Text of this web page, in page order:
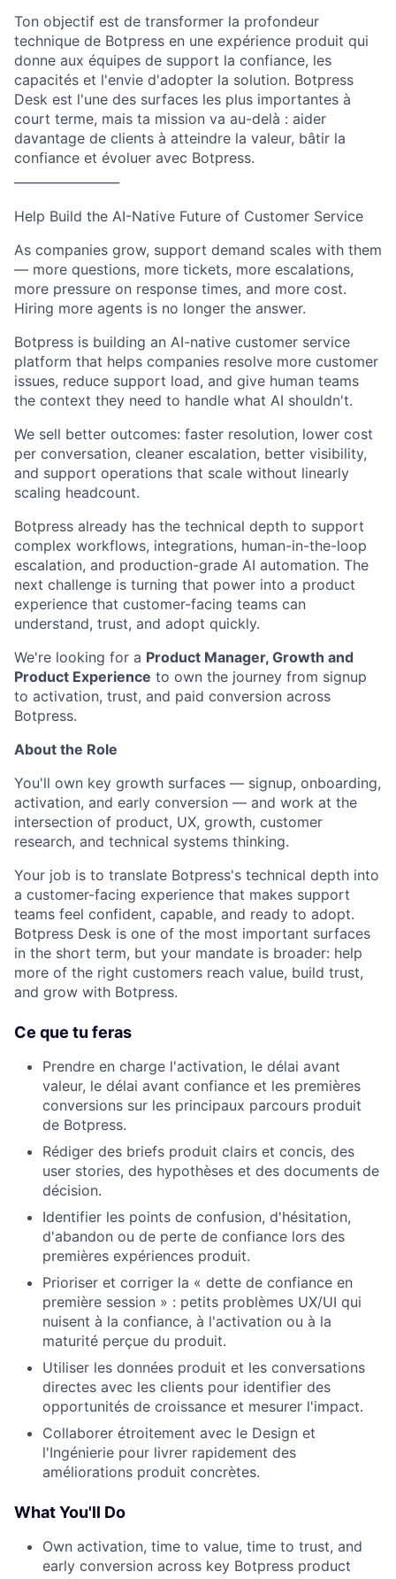
Ton objectif est de transformer la profondeur
technique de Botpress en une expérience produit qui
donne aux équipes de support la confiance, les
capacités et l'envie d'adopter la solution. Botpress
Desk est l'une des surfaces les plus importantes à
court terme, mais ta mission va au-delà : aider
davantage de clients à atteindre la valeur, bâtir la
confiance et évoluer avec Botpress.
Help Build the AI-Native Future of Customer Service
As companies grow, support demand scales with them
— more questions, more tickets, more escalations,
more pressure on response times, and more cost.
Hiring more agents is no longer the answer.
Botpress is building an AI-native customer service
platform that helps companies resolve more customer
issues, reduce support load, and give human teams
the context they need to handle what AI shouldn't.
We sell better outcomes: faster resolution, lower cost
per conversation, cleaner escalation, better visibility,
and support operations that scale without linearly
scaling headcount.
Botpress already has the technical depth to support
complex workflows, integrations, human-in-the-loop
escalation, and production-grade AI automation. The
next challenge is turning that power into a product
experience that customer-facing teams can
understand, trust, and adopt quickly.
We're looking for a Product Manager, Growth and
Product Experience to own the journey from signup
to activation, trust, and paid conversion across
Botpress.
About the Role
You'll own key growth surfaces — signup, onboarding,
activation, and early conversion — and work at the
intersection of product, UX, growth, customer
research, and technical systems thinking.
Your job is to translate Botpress's technical depth into
a customer-facing experience that makes support
teams feel confident, capable, and ready to adopt.
Botpress Desk is one of the most important surfaces
in the short term, but your mandate is broader: help
more of the right customers reach value, build trust,
and grow with Botpress.
Ce que tu feras
Prendre en charge l'activation, le délai avant
valeur, le délai avant confiance et les premières
conversions sur les principaux parcours produit
de Botpress.
Rédiger des briefs produit clairs et concis, des
user stories, des hypothèses et des documents de
décision.
Identifier les points de confusion, d'hésitation,
d'abandon ou de perte de confiance lors des
premières expériences produit.
Prioriser et corriger la « dette de confiance en
première session » : petits problèmes UX/UI qui
nuisent à la confiance, à l'activation ou à la
maturité perçue du produit.
Utiliser les données produit et les conversations
directes avec les clients pour identifier des
opportunités de croissance et mesurer l'impact.
Collaborer étroitement avec le Design et
l'Ingénierie pour livrer rapidement des
améliorations produit concrètes.
What You'll Do
Own activation, time to value, time to trust, and
early conversion across key Botpress product